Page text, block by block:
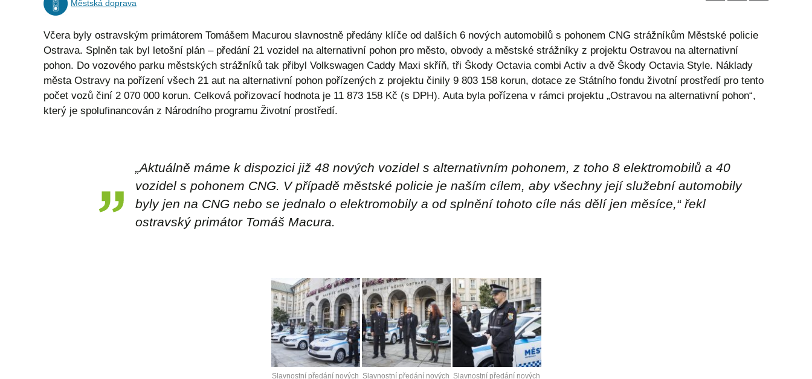
Městská doprava
Včera byly ostravským primátorem Tomášem Macurou slavnostně předány klíče od dalších 6 nových automobilů s pohonem CNG strážníkům Městské policie
Ostrava. Splněn tak byl letošní plán – předání 21 vozidel na alternativní pohon pro město, obvody a městské strážníky z projektu Ostravou na alternativní
pohon. Do vozového parku městských strážníků tak přibyl Volkswagen Caddy Maxi skříň, tři Škody Octavia combi Activ a dvě Škody Octavia Style. Náklady
města Ostravy na pořízení všech 21 aut na alternativní pohon pořízených z projektu činily 9 803 158 korun, dotace ze Státního fondu životní prostředí pro tento
počet vozů činí 2 070 000 korun. Celková pořizovací hodnota je 11 873 158 Kč (s DPH). Auta byla pořízena v rámci projektu „Ostravou na alternativní pohon“,
který je spolufinancován z Národního programu Životní prostředí.
„Aktuálně máme k dispozici již 48 nových vozidel s alternativním pohonem, z toho 8 elektromobilů a 40
vozidel s pohonem CNG. V případě městské policie je naším cílem, aby všechny její služební automobily
byly jen na CNG nebo se jednalo o elektromobily a od splnění tohoto cíle nás dělí jen měsíce,“ řekl
ostravský primátor Tomáš Macura.
Slavnostní předání nových Slavnostní předání nových Slavnostní předání nových